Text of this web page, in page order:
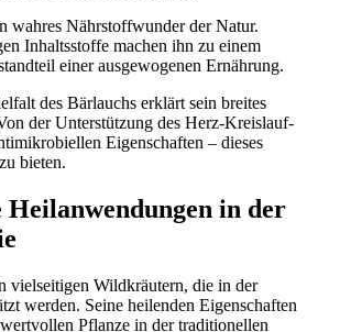
wahres Nährstoffwunder der Natur.
Inhaltsstoffe machen ihn zu einem
einer ausgewogenen Ernährung.
des Bärlauchs erklärt sein breites
der Unterstützung des Herz-Kreislauf-
Eigenschaften – dieses
bieten.
in der
vielseitigen Wildkräutern, die in der
werden. Seine heilenden Eigenschaften
Pflanze in der traditionellen